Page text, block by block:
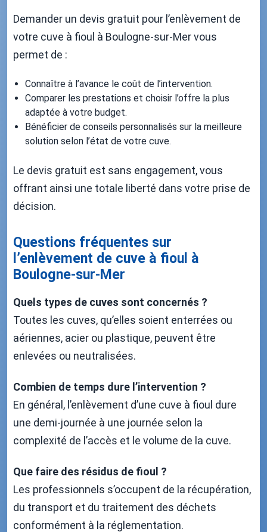
Demander un devis gratuit pour l’enlèvement de
votre cuve à fioul à Boulogne-sur-Mer vous
permet de :
Connaître à l’avance le coût de l’intervention.
Comparer les prestations et choisir l’offre la plus
adaptée à votre budget.
Bénéficier de conseils personnalisés sur la meilleure
solution selon l’état de votre cuve.
Le devis gratuit est sans engagement, vous
offrant ainsi une totale liberté dans votre prise de
décision.
Questions fréquentes sur
l’enlèvement de cuve à fioul à
Boulogne-sur-Mer
Quels types de cuves sont concernés ?
Toutes les cuves, qu’elles soient enterrées ou
aériennes, acier ou plastique, peuvent être
enlevées ou neutralisées.
Combien de temps dure l’intervention ?
En général, l’enlèvement d’une cuve à fioul dure
une demi-journée à une journée selon la
complexité de l’accès et le volume de la cuve.
Que faire des résidus de fioul ?
Les professionnels s’occupent de la récupération,
du transport et du traitement des déchets
conformément à la réglementation.